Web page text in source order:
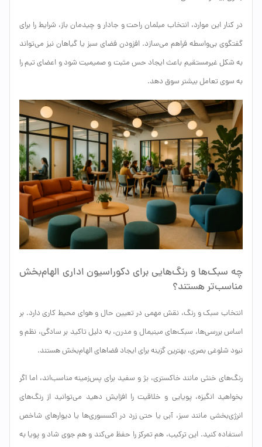
در کنار این موارد، انتخاب مبلمان راحت و جادار و چیدمان باز، شرایط را برای
گفتگوی بی‌واسطه فراهم می‌سازد. افزودن فضای سبز یا گیاهان نیز می‌تواند
به شکل غیرمستقیم باعث ایجاد حس مثبت و صمیمیت شود و اعضای تیم را
به سوی تعامل بیشتر سوق دهد.
چه سبک‌ها و رنگ‌هایی برای دکوراسیون اداری الهام‌بخش
مناسب‌تر هستند؟
انتخاب سبک و رنگ، نقش مهمی در تعیین حال و هوای محیط کاری دارد. بر
اساس بررسی‌ها، سبک‌های مینیمال و مدرن، به دلیل تاکید بر سادگی، نظم و
نبود شلوغی بصری، بهترین گزینه برای ایجاد فضاهای الهام‌بخش هستند.
رنگ‌های خنثی مانند خاکستری، بژ و سفید برای پس‌زمینه مناسب‌اند، اما اگر
بخواهید انگیزه، پویایی و خلاقیت را افزایش دهید می‌توانید از رنگ‌های
انرژی‌بخشی مانند سبز، آبی یا حتی زرد در اکسسوری‌ها یا دیوارهای شاخص
استفاده کنید. این ترکیب، هم تمرکز را حفظ می‌کند و هم جوی شاد و پویا به